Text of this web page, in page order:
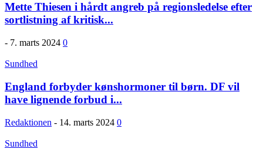
Mette Thiesen i hårdt angreb på regionsledelse efter
sortlistning af kritisk...
- 7. marts 2024 0
Sundhed
England forbyder kønshormoner til børn. DF vil
have lignende forbud i...
Redaktionen - 14. marts 2024 0
Sundhed